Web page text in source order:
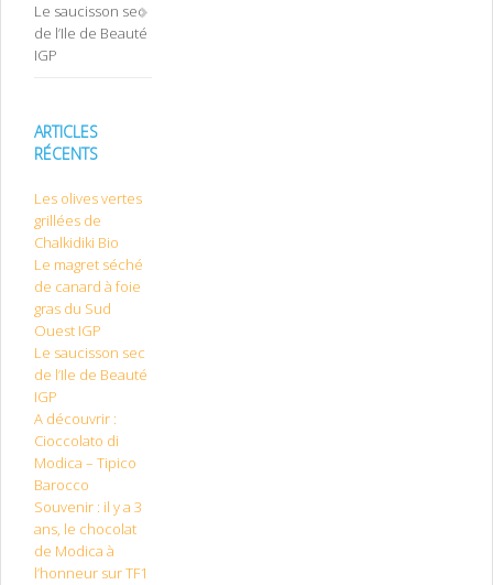
Le saucisson sec
de l’Ile de Beauté
IGP
ARTICLES
RÉCENTS
Les olives vertes
grillées de
Chalkidiki Bio
Le magret séché
de canard à foie
gras du Sud
Ouest IGP
Le saucisson sec
de l’Ile de Beauté
IGP
A découvrir :
Cioccolato di
Modica – Tipico
Barocco
Souvenir : il y a 3
ans, le chocolat
de Modica à
l’honneur sur TF1